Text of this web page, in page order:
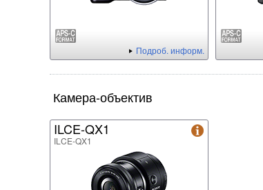
Подроб. информ.
Камера-объектив
ILCE-QX1
ILCE-QX1